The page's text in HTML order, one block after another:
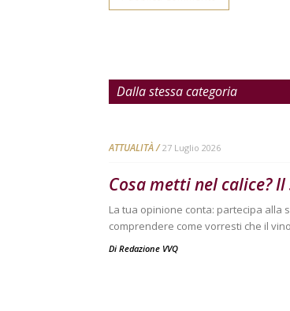
Dalla stessa categoria
ATTUALITÀ 27 Luglio 2026
Cosa metti nel calice? Il
La tua opinione conta: partecipa alla
comprendere come vorresti che il
Di Redazione VVQ